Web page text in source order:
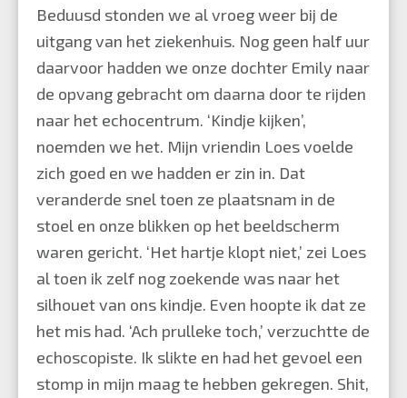
Beduusd stonden we al vroeg weer bij de
uitgang van het ziekenhuis. Nog geen half uur
daarvoor hadden we onze dochter Emily naar
de opvang gebracht om daarna door te rijden
naar het echocentrum. ‘Kindje kijken’,
noemden we het. Mijn vriendin Loes voelde
zich goed en we hadden er zin in. Dat
veranderde snel toen ze plaatsnam in de
stoel en onze blikken op het beeldscherm
waren gericht. ‘Het hartje klopt niet,’ zei Loes
al toen ik zelf nog zoekende was naar het
silhouet van ons kindje. Even hoopte ik dat ze
het mis had. ‘Ach prulleke toch,’ verzuchtte de
echoscopiste. Ik slikte en had het gevoel een
stomp in mijn maag te hebben gekregen. Shit,